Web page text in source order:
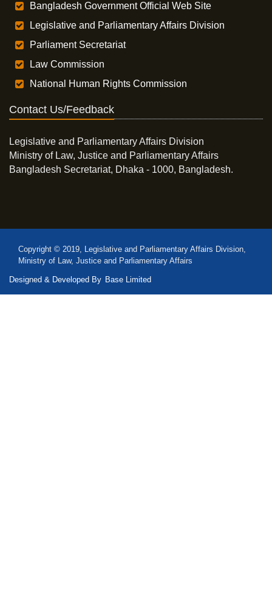
Bangladesh Government Official Web Site
Legislative and Parliamentary Affairs Division
Parliament Secretariat
Law Commission
National Human Rights Commission
Contact Us/Feedback
Legislative and Parliamentary Affairs Division
Ministry of Law, Justice and Parliamentary Affairs
Bangladesh Secretariat, Dhaka - 1000, Bangladesh.
Copyright © 2019, Legislative and Parliamentary Affairs Division,
Ministry of Law, Justice and Parliamentary Affairs
Designed & Developed By Base Limited